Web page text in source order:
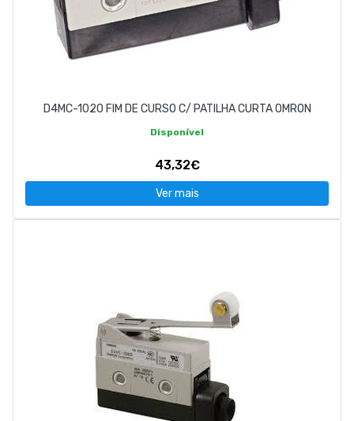
D4MC-1020 FIM DE CURSO C/ PATILHA CURTA OMRON
Disponível
43,32€
Ver mais